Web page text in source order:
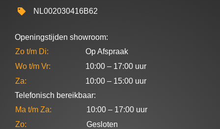
NL002030416B62
Openingstijden showroom:
Zo t/m Di:
Op Afspraak
Wo t/m Vr:
10:00 – 17:00 uur
Za:
10:00 – 15:00 uur
Telefonisch bereikbaar:
Ma t/m Za:
10:00 – 17:00 uur
Zo:
Gesloten